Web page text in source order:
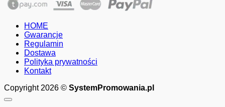
HOME
Gwarancje
Regulamin
Dostawa
Polityka prywatności
Kontakt
Copyright 2026 © SystemPromowania.pl